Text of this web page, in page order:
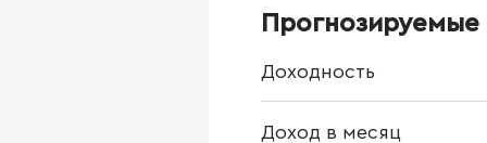
Доходность
Доход в месяц